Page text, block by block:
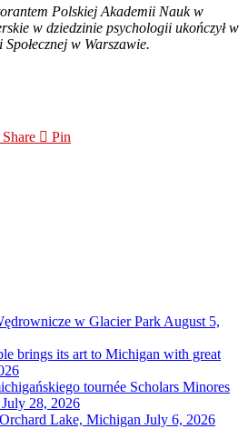
Polskiej Akademii Nauk w
w dziedzinie psychologii ukończył w
w Warszawie.
Share Pin
w Glacier Park August 5,
brings its art to Michigan with great
tournée Scholars Minores
July 28, 2026
Lake, Michigan July 6, 2026